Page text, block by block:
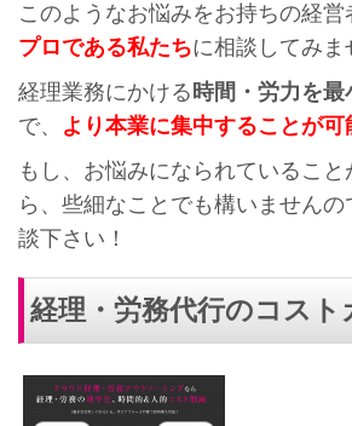
このようなお悩みをお持ちの経営
プロである私たちに相談してみま
経理業務にかける時間・労力を最
で、
より本業に集中することが可
もし、お悩みになられていること
ら、些細なことでも構いませんの
談下さい！
経理・労務代行のコスト